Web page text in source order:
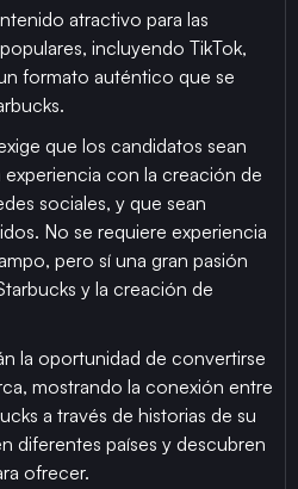
atractivo para las
incluyendo TikTok,
formato auténtico que se
que los candidatos sean
con la creación de
sociales, y que sean
No se requiere experiencia
pero sí una gran pasión
y la creación de
la oportunidad de convertirse
mostrando la conexión entre
a través de historias de su
diferentes países y descubren
ofrecer.